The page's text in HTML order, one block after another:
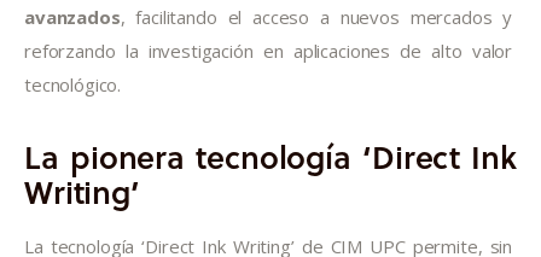
avanzados, facilitando el acceso a nuevos mercados y
reforzando la investigación en aplicaciones de alto valor
tecnológico.
La pionera tecnología ‘Direct Ink
Writing’
La tecnología ‘Direct Ink Writing’ de CIM UPC permite, sin